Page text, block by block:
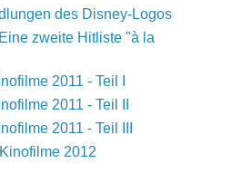
des Disney-Logos
zweite Hitliste "à la
2011 - Teil I
2011 - Teil II
2011 - Teil III
2012